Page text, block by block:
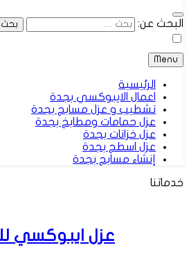
البحث عن:
Menu
الرئيسية
اعمال الايبوكسي بجدة
تشطيب و عزل مسابح بجدة
عزل حمامات ومطابخ بجدة
عزل خزانات بجدة
عزل اسطح بجدة
إنشاء مسابح بجدة
خدماتنا
عزل ايبوكسي